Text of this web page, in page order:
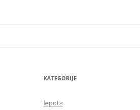
KATEGORIJE
lepota